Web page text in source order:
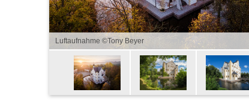
Luftaufnahme ©Tony Beyer